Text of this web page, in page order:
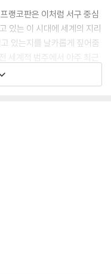
랭코판은 이처럼 서구 중심
있는 이 시대에 세계의 지리
있는지를 날카롭게 짚어줌
세계적 범주에서 아주 최근
기사를 읽는 듯한 느낌을
는지 직시함으로써 경제 및